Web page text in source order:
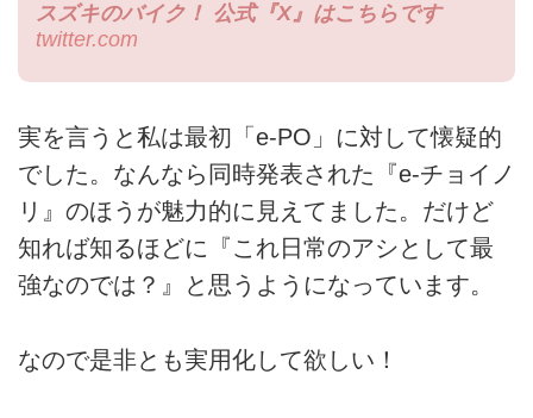
スズキのバイク！ 公式『X』はこちらです
twitter.com
実を言うと私は最初「e-PO」に対して懐疑的
でした。なんなら同時発表された『e-チョイノ
リ』のほうが魅力的に見えてました。だけど
知れば知るほどに『これ日常のアシとして最
強なのでは？』と思うようになっています。
なので是非とも実用化して欲しい！